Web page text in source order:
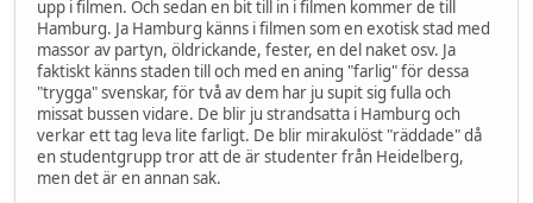
upp i filmen. Och sedan en bit till in i filmen kommer de till
Hamburg. Ja Hamburg känns i filmen som en exotisk stad med
massor av partyn, öldrickande, fester, en del naket osv. Ja
faktiskt känns staden till och med en aning "farlig" för dessa
"trygga" svenskar, för två av dem har ju supit sig fulla och
missat bussen vidare. De blir ju strandsatta i Hamburg och
verkar ett tag leva lite farligt. De blir mirakulöst "räddade" då
en studentgrupp tror att de är studenter från Heidelberg,
men det är en annan sak.